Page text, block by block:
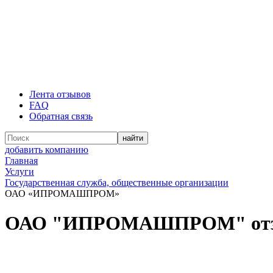
Лента отзывов
FAQ
Обратная связь
добавить компанию
Главная
Услуги
Государственная служба, общественные организации
ОАО «ИПРОМАШПРОМ»
ОАО "ИПРОМАШПРОМ"